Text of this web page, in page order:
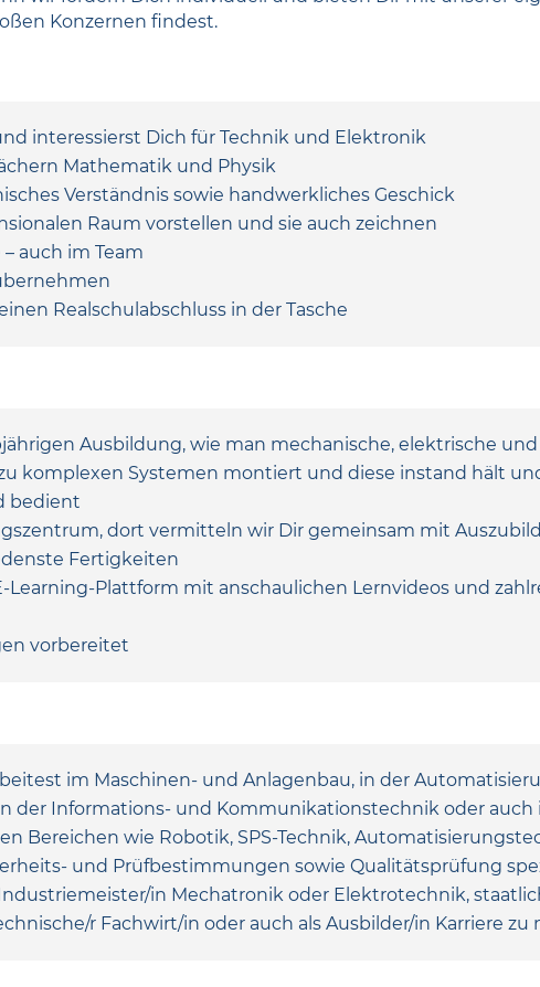
Konzernen findest.
interessierst Dich für Technik und Elektronik
Mathematik und Physik
Verständnis sowie handwerkliches Geschick
Raum vorstellen und sie auch zeichnen
auch im Team
Realschulabschluss in der Tasche
Ausbildung, wie man mechanische, elektrische
komplexen Systemen montiert und diese instand hält
bedient
dort vermitteln wir Dir gemeinsam mit
Fertigkeiten
Learning-Plattform mit anschaulichen Lernvideos und
vorbereitet
im Maschinen- und Anlagenbau, in der
der Informations- und Kommunikationstechnik oder
Bereichen wie Robotik, SPS-Technik,
und Prüfbestimmungen sowie Qualitätsprüfung
in Mechatronik oder Elektrotechnik,
r Fachwirt/in oder auch als Ausbilder/in Karriere zu